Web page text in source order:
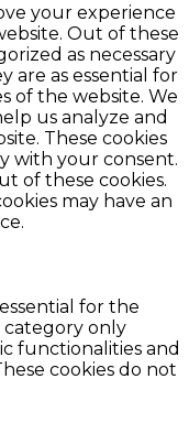
your experience
Out of these
as necessary
are as essential for
of the website. We
us analyze and
These cookies
with your consent.
of these cookies.
may have an
for the
category only
functionalities and
cookies do not